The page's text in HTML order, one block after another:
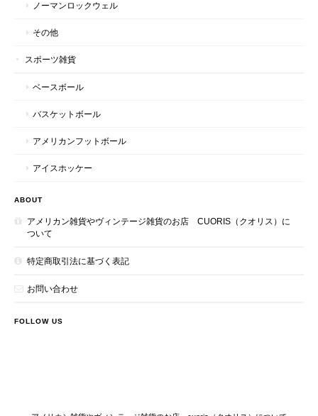
ノーマンロックウェル
その他
スポーツ雑貨
ベースボール
バスケットボール
アメリカンフットボール
アイスホッケー
ABOUT
アメリカン雑貨やヴィンテージ雑貨のお店 CUORIS（クオリス）に
ついて
特定商取引法に基づく表記
お問い合わせ
FOLLOW US